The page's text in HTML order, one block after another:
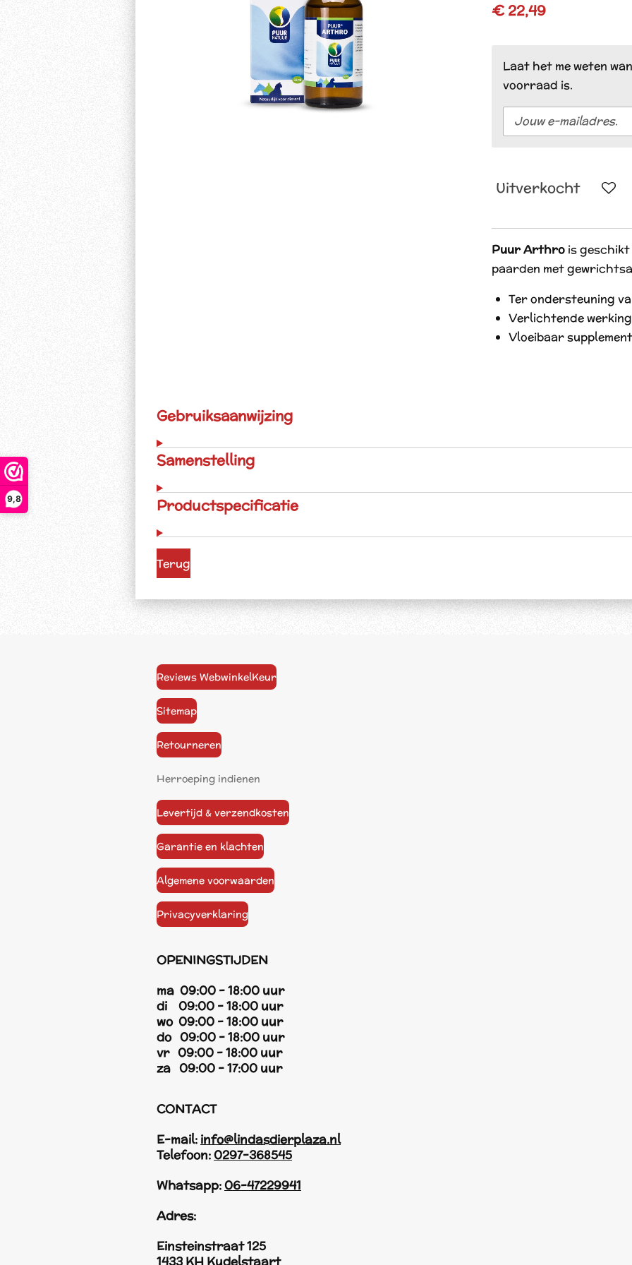
9,8
€ 22,49
Laat het me weten
voorraad is.
Uitverkocht
Puur Arthro is
paarden met
Ter ondersteuning
Verlichtende werking
Vloeibaar supplement
Gebruiksaanwijzing
Samenstelling
Productspecificatie
Terug
Reviews WebwinkelKeur
Sitemap
Retourneren
Herroeping indienen
Levertijd & verzendkosten
Garantie en klachten
Algemene voorwaarden
Privacyverklaring
OPENINGSTIJDEN
ma 09:00 - 18:00 uur
di 09:00 - 18:00 uur
wo 09:00 - 18:00 uur
do 09:00 - 18:00 uur
vr 09:00 - 18:00 uur
za 09:00 - 17:00 uur
CONTACT
E-mail: info@lindasdierplaza.nl
Telefoon:0297-368545
Whatsapp:06-47229941
Adres:
Einsteinstraat 125